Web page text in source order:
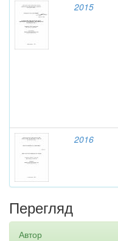
2015
2016
Перегляд
Автор